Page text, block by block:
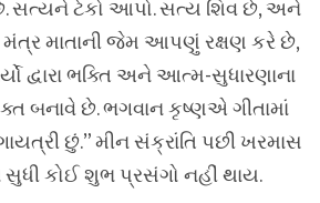
સત્યને ટેકો આપો. સત્ય શિવ છે, અને
મંત્ર માતાની જેમ આપણું રક્ષણ કરે છે,
દ્વારા ભક્તિ અને આત્મ-સુધારણાના
બનાવે છે. ભગવાન કૃષ્ણએ ગીતામાં
છું.” મીન સંક્રાંતિ પછી ખરમાસ
કોઈ શુભ પ્રસંગો નહીં થાય.